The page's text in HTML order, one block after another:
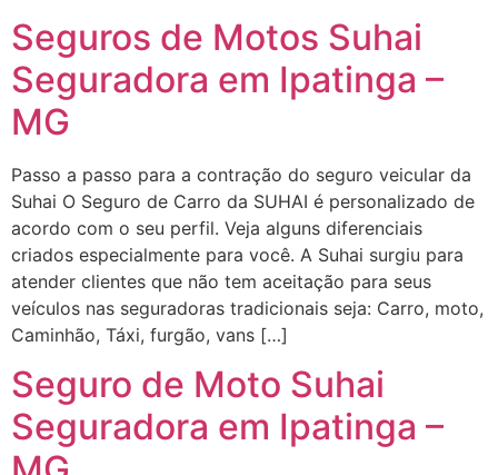
Seguros de Motos Suhai
Seguradora em Ipatinga –
MG
Passo a passo para a contração do seguro veicular da
Suhai O Seguro de Carro da SUHAI é personalizado de
acordo com o seu perfil. Veja alguns diferenciais
criados especialmente para você. A Suhai surgiu para
atender clientes que não tem aceitação para seus
veículos nas seguradoras tradicionais seja: Carro, moto,
Caminhão, Táxi, furgão, vans […]
Seguro de Moto Suhai
Seguradora em Ipatinga –